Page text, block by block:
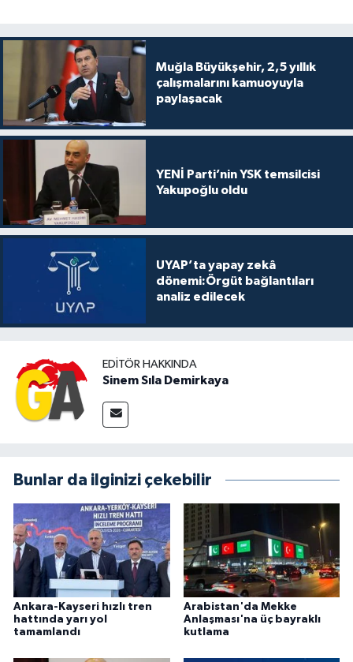
Muğla Büyükşehir, 2,5 yıllık
çalışmalarını kamuoyuyla
paylaşacak
YENİ Parti’nin YSK temsilcisi
Yakupoğlu oldu
UYAP’ta yapay zekâ
dönemi:Örgüt bağlantıları
analiz edilecek
EDITÖR HAKKINDA
Sinem Sıla Demirkaya
Bunlar da ilginizi çekebilir
Ankara-Kayseri hızlı tren
hattında yarı yol
tamamlandı
Arabistan'da Mekke
Anlaşması'na üç bayraklı
kutlama